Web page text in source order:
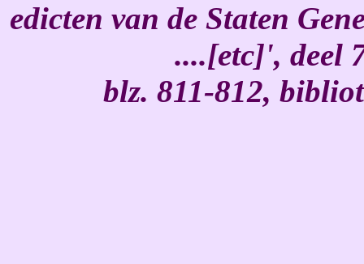
edicten van de Staten
....[etc]', deel
blz. 811-812,